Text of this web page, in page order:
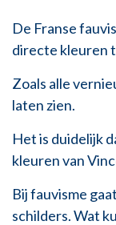
De Franse
directe kleuren
Zoals alle
laten zien.
Het is duidelijk
kleuren van
Bij fauvisme
schilders. Wat